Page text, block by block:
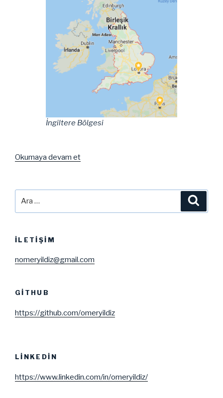
İngiltere Bölgesi
Okumaya devam et“İngiltere
İLETIŞIM
nomeryildiz@gmail.com
GITHUB
https://github.com/omeryildiz
LINKEDIN
https://www.linkedin.com/in/omeryildiz/